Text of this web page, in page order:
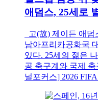
애덤스, 25세로
고(故) 제이든 애덤
남아프리카공화국
있다. 25세의 젊은
공 축구계와 국제
널포커스] 2026